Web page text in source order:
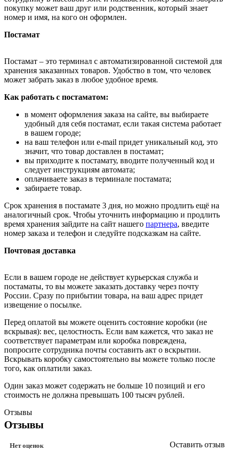
покупку может ваш друг или родственник, который знает
номер и имя, на кого он оформлен.
Постамат
Постамат – это терминал с автоматизированной системой для
хранения заказанных товаров. Удобство в том, что человек
может забрать заказ в любое удобное время.
Как работать с постаматом:
в момент оформления заказа на сайте, вы выбираете
удобный для себя постамат, если такая система работает
в вашем городе;
на ваш телефон или e-mail придет уникальный код, это
значит, что товар доставлен в постамат;
вы приходите к постамату, вводите полученный код и
следует инструкциям автомата;
оплачиваете заказ в терминале постамата;
забираете товар.
Срок хранения в постамате 3 дня, но можно продлить ещё на
аналогичный срок. Чтобы уточнить информацию и продлить
время хранения зайдите на сайт нашего партнера, введите
номер заказа и телефон и следуйте подсказкам на сайте.
Почтовая доставка
Если в вашем городе не действует курьерская служба и
постаматы, то вы можете заказать доставку через почту
России. Сразу по прибытии товара, на ваш адрес придет
извещение о посылке.
Перед оплатой вы можете оценить состояние коробки (не
вскрывая): вес, целостность. Если вам кажется, что заказ не
соответствует параметрам или коробка повреждена,
попросите сотрудника почты составить акт о вскрытии.
Вскрывать коробку самостоятельно вы можете только после
того, как оплатили заказ.
Один заказ может содержать не больше 10 позиций и его
стоимость не должна превышать 100 тысяч рублей.
Отзывы
Отзывы
Нет оценок Оставить отзыв